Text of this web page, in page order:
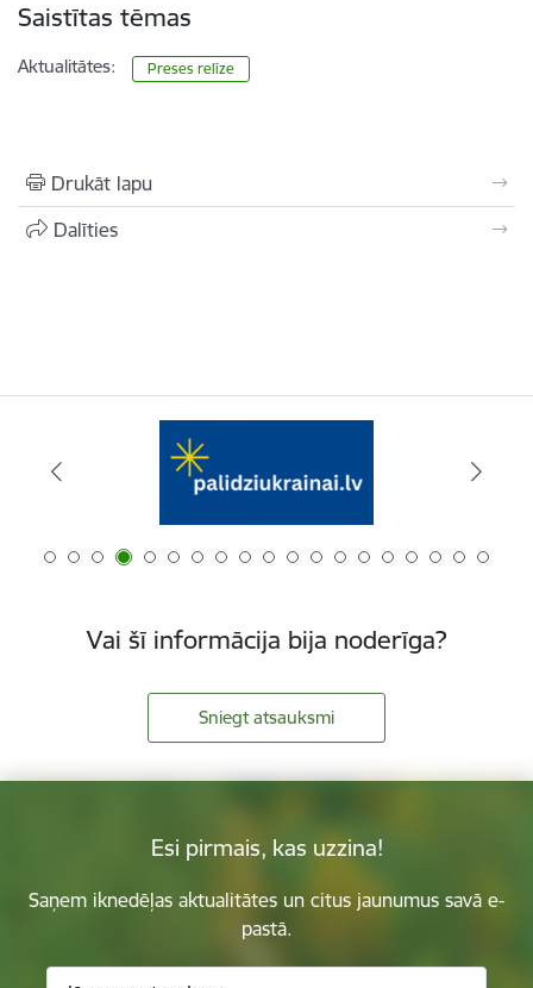
Saistītas tēmas
Aktualitātes: Preses relīze
Drukāt lapu
Dalīties
Vai šī informācija bija noderīga?
Sniegt atsauksmi
Esi pirmais, kas uzzina!
Saņem iknedēļas aktualitātes un citus jaunumus savā e-
pastā.